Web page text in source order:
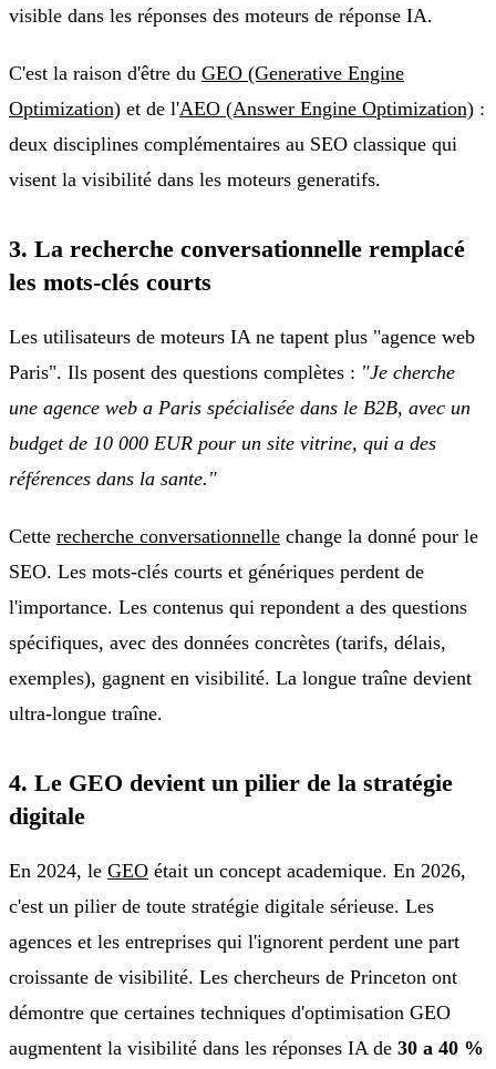
visible dans les réponses des moteurs de réponse IA.
C'est la raison d'être du GEO (Generative Engine
Optimization) et de l'AEO (Answer Engine Optimization) :
deux disciplines complémentaires au SEO classique qui
visent la visibilité dans les moteurs generatifs.
3. La recherche conversationnelle remplacé
les mots-clés courts
Les utilisateurs de moteurs IA ne tapent plus "agence web
Paris". Ils posent des questions complètes : "Je cherche
une agence web a Paris spécialisée dans le B2B, avec un
budget de 10 000 EUR pour un site vitrine, qui a des
références dans la sante."
Cette recherche conversationnelle change la donné pour le
SEO. Les mots-clés courts et génériques perdent de
l'importance. Les contenus qui repondent a des questions
spécifiques, avec des données concrètes (tarifs, délais,
exemples), gagnent en visibilité. La longue traîne devient
ultra-longue traîne.
4. Le GEO devient un pilier de la stratégie
digitale
En 2024, le GEO était un concept academique. En 2026,
c'est un pilier de toute stratégie digitale sérieuse. Les
agences et les entreprises qui l'ignorent perdent une part
croissante de visibilité. Les chercheurs de Princeton ont
démontre que certaines techniques d'optimisation GEO
augmentent la visibilité dans les réponses IA de 30 a 40 %